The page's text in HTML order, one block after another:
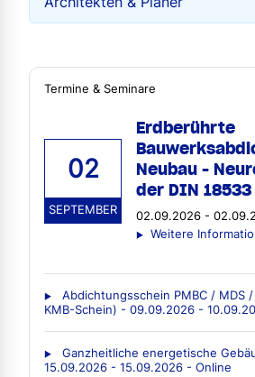
Termine & Seminare
02
SEPTEMBER
Erdberührte
Neubau -
der DIN 18533
02.09.2026 -
Weitere
Abdichtungsschein PMBC / MDS /
KMB-Schein) - 09.09.2026 -
Ganzheitliche energetische
15.09.2026 - 15.09.2026 - Online